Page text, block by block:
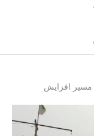
مسیر افزایش